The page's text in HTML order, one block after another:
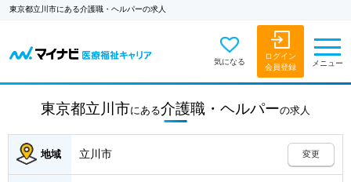
東京都立川市にある介護職・ヘルパーの求人
気になる
ログイン
会員登録
メニュー
東京都立川市にある介護職・ヘルパーの求人
地域 立川市 変更